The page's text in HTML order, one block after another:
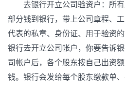
去银行开立公司验资户：所有
部分钱到银行，带上公司章程、
代表的私章、身份证、用于验资
银行去开立公司帐户，你要告诉
司帐户后，各个股东按自己出资
钱。银行会发给每个股东缴款单